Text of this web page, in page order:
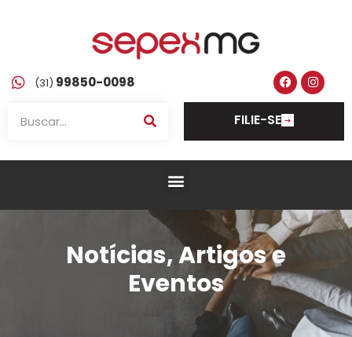
(31) 99850-0098
FILIE-SE
Notícias, Artigos e
Eventos